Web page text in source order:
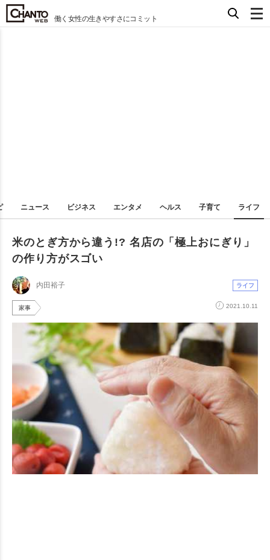
働く女性の生きやすさにコミット
ニュース ビジネス エンタメ ヘルス 子育て ライフ
米のとぎ方から違う!? 名店の「極上おにぎり」
の作り方がスゴい
内田裕子 ライフ
家事 2021.10.11